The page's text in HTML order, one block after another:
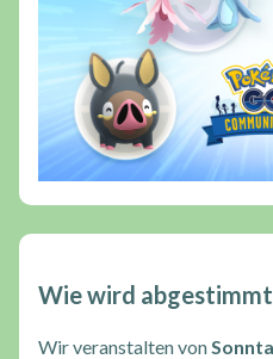
Wie wird
Wir veranstalten von